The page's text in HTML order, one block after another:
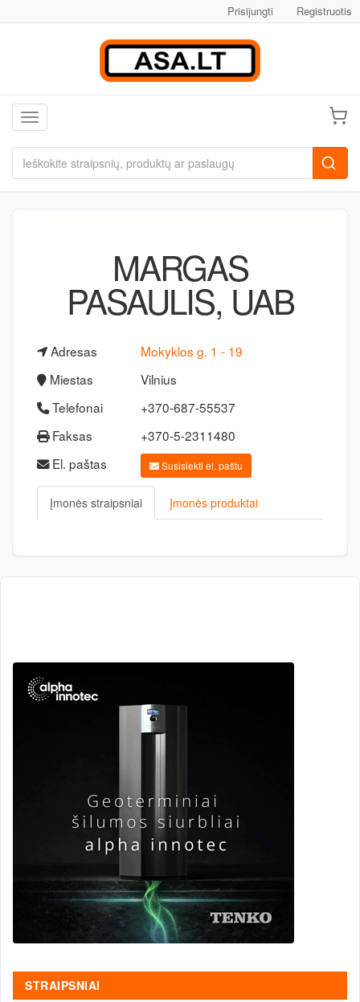
Prisijungti Registruotis
Toggle navigation
MARGAS
PASAULIS, UAB
Adresas
Mokyklos g. 1 - 19
Miestas
Vilnius
Telefonai
+370-687-55537
Faksas
+370-5-2311480
El. paštas
Susisiekti el. paštu
Įmonės straipsniai Įmonės produktai
STRAIPSNIAI